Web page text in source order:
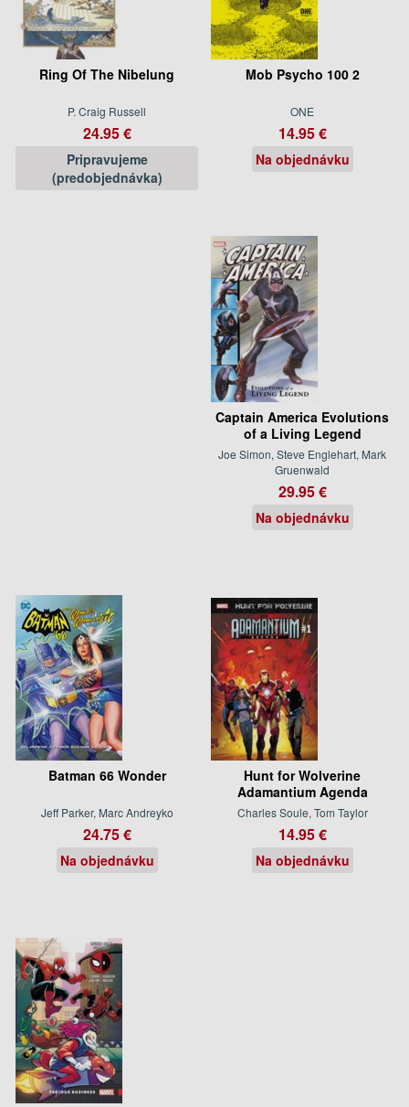
Ring Of The Nibelung
P. Craig Russell
24.95 €
Pripravujeme
(predobjednávka)
Mob Psycho 100 2
ONE
14.95 €
Na objednávku
Captain America Evolutions
of a Living Legend
Joe Simon, Steve Englehart, Mark
Gruenwald
29.95 €
Na objednávku
Batman 66 Wonder
Jeff Parker, Marc Andreyko
24.75 €
Na objednávku
Hunt for Wolverine
Adamantium Agenda
Charles Soule, Tom Taylor
14.95 €
Na objednávku